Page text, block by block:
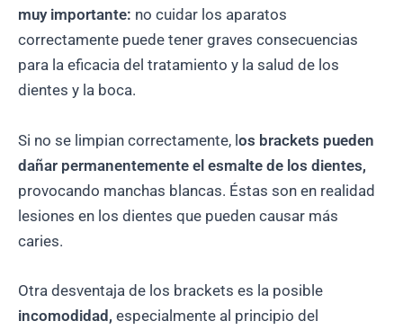
muy importante: no cuidar los aparatos
correctamente puede tener graves consecuencias
para la eficacia del tratamiento y la salud de los
dientes y la boca.
Si no se limpian correctamente, los brackets pueden
dañar permanentemente el esmalte de los dientes,
provocando manchas blancas. Éstas son en realidad
lesiones en los dientes que pueden causar más
caries.
Otra desventaja de los brackets es la posible
incomodidad, especialmente al principio del